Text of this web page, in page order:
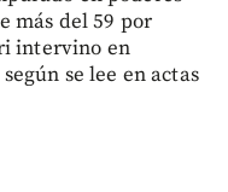
más del 59 por
intervino en
se lee en actas